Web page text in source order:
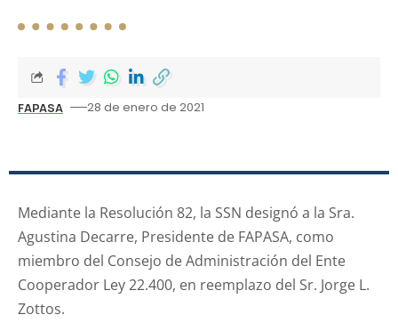
FAPASA 28 de enero de 2021
Mediante la Resolución 82, la SSN designó a la Sra.
Agustina Decarre, Presidente de FAPASA, como
miembro del Consejo de Administración del Ente
Cooperador Ley 22.400, en reemplazo del Sr. Jorge L.
Zottos.